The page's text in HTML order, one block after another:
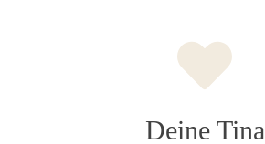
Deine Tina